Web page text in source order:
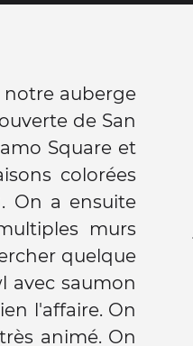
auberge
de San
Square et
colorées
On a ensuite
murs
quelque
avec saumon
l'affaire. On
animé. On
guay, puis